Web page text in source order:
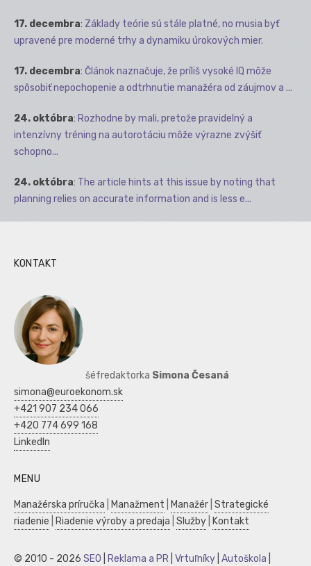
17. decembra: Základy teórie sú stále platné, no musia byť
upravené pre moderné trhy a dynamiku úrokových mier.
17. decembra: Článok naznačuje, že príliš vysoké IQ môže
spôsobiť nepochopenie a odtrhnutie manažéra od záujmov a ...
24. októbra: Rozhodne by mali, pretože pravidelný a
intenzívny tréning na autorotáciu môže výrazne zvýšiť
schopno...
24. októbra: The article hints at this issue by noting that
planning relies on accurate information and is less e...
KONTAKT
šéfredaktorka Simona Česaná
simona@euroekonom.sk
+421 907 234 066
+420 774 699 168
LinkedIn
MENU
Manažérska príručka Manažment Manažér Strategické
riadenie
Riadenie výroby a predaja Služby Kontakt
© 2010 - 2026 SEO Reklama a PR Vrtuľníky Autoškola